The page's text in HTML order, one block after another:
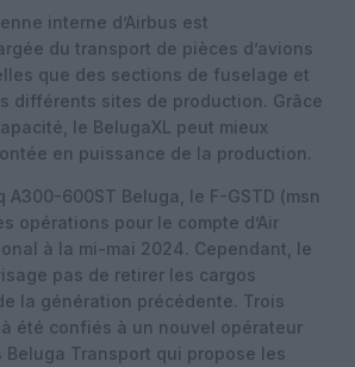
interne d’Airbus est
du transport de pièces d’avions
que des sections de fuselage et
différents sites de production. Grâce
le BelugaXL peut mieux
en puissance de la production.
A300-600ST Beluga, le F-GSTD (msn
opérations pour le compte d’Air
à la mi-mai 2024. Cependant, le
pas de retirer les cargos
la génération précédente. Trois
été confiés à un nouvel opérateur
Beluga Transport qui propose les